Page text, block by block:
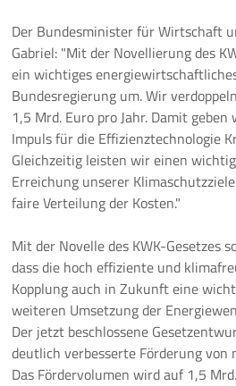
Branchenmeldungen
Statements
Positionen
Jobs
Akkreditierung
Mehr
Der Bundesminister für Wirtschaft
Gabriel: "Mit der Novellierung des
ein wichtiges
Bundesregierung um. Wir
1,5 Mrd. Euro pro Jahr. Damit
Impuls für die Effizienztechnologie
Gleichzeitig leisten wir einen
Erreichung unserer
faire Verteilung der Kosten."
Mit der Novelle des KWK-Gesetzes
dass die hoch effiziente und
Kopplung auch in Zukunft eine
weiteren Umsetzung der
Der jetzt beschlossene
deutlich verbesserte Förderung von
Das Fördervolumen wird auf 1,5